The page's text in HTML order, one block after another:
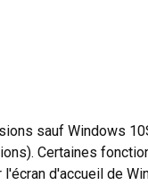
sauf Windows
Certaines
d'accueil de